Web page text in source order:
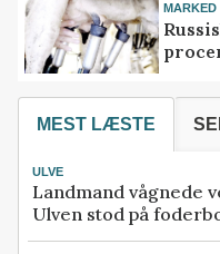
MARKED
MEST LÆSTE
ULVE
Landmand vågnede
Ulven stod på